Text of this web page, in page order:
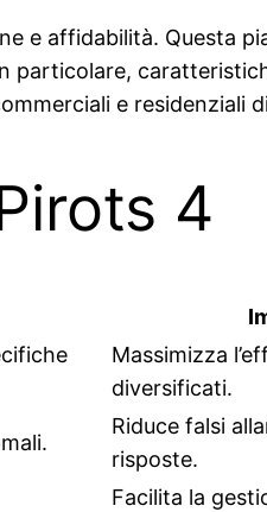
e affidabilità. Questa
particolare,
e residenziali
4
Massimizza
diversificati.
Riduce falsi
risposte.
Facilita la